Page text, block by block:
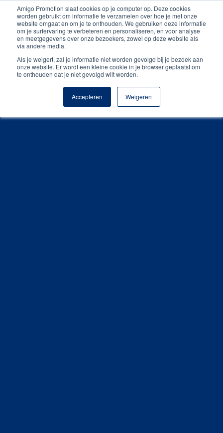
Amigo Promotion slaat cookies op je computer op. Deze cookies
worden gebruikt om informatie te verzamelen over hoe je met onze
website omgaat en om je te onthouden. We gebruiken deze informatie
om je surfervaring te verbeteren en personaliseren, en voor analyse
en meetgegevens over onze bezoekers, zowel op deze website als
via andere media.
Als je weigert, zal je informatie niet worden gevolgd bij je bezoek aan
onze website. Er wordt een kleine cookie in je browser geplaatst om
te onthouden dat je niet gevolgd wilt worden.
Accepteren Weigeren
Unieke producten
Gratis digitale drukproef